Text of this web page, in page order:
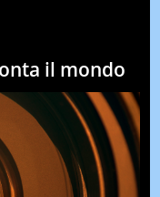
il mondo